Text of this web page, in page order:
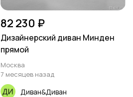
82 230 ₽
Дизайнерский диван Минден
прямой
Москва
7 месяцев назад
Диван&Диван